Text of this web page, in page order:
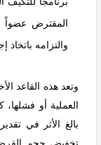
المقترض عضواً
والتزامه
وتعد هذه القاعد
العملية أو
بالغ الأثر في